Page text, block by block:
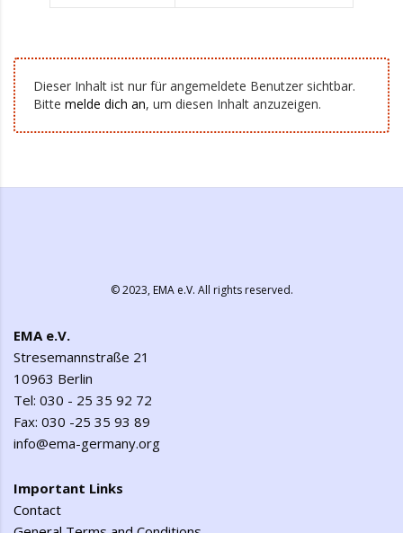
Dieser Inhalt ist nur für angemeldete Benutzer sichtbar.
Bitte melde dich an, um diesen Inhalt anzuzeigen.
© 2023,EMA e.V. All rights reserved.
EMA e.V.
Stresemannstraße 21
10963 Berlin
Tel: 030 - 25 35 92 72
Fax: 030 -25 35 93 89
info@ema-germany.org
Important Links
Contact